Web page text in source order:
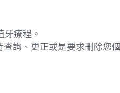
療程。
詢、更正或是要求刪除您個